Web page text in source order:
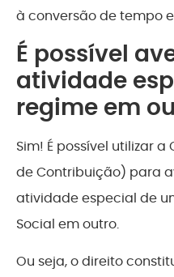
à conversão de tempo
É possível
atividade
regime em
Sim! É possível utilizar
de Contribuição) para
atividade especial de
Social em outro.
Ou seja, o direito